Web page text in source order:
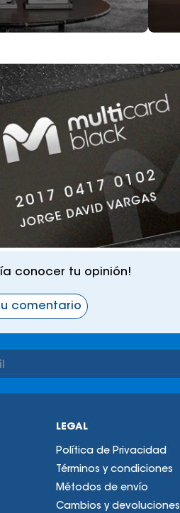
conocer tu opinión!
comentario
LEGAL
Política de Privacidad
Términos y condiciones
Métodos de envío
Cambios y devoluciones